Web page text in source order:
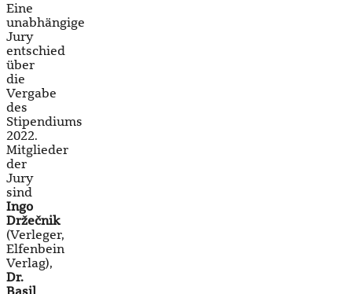
Eine
unabhängige
Jury
entschied
über
die
Vergabe
des
Stipendiums
2022.
Mitglieder
der
Jury
sind
Ingo
Držečnik
(Verleger,
Elfenbein
Verlag),
Dr.